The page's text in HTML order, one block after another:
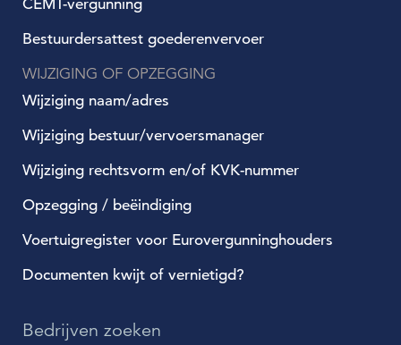
CEMT-vergunning
Bestuurdersattest goederenvervoer
WIJZIGING OF OPZEGGING
Wijziging naam/adres
Wijziging bestuur/vervoersmanager
Wijziging rechtsvorm en/of KVK-nummer
Opzegging / beëindiging
Voertuigregister voor Eurovergunninghouders
Documenten kwijt of vernietigd?
Bedrijven zoeken